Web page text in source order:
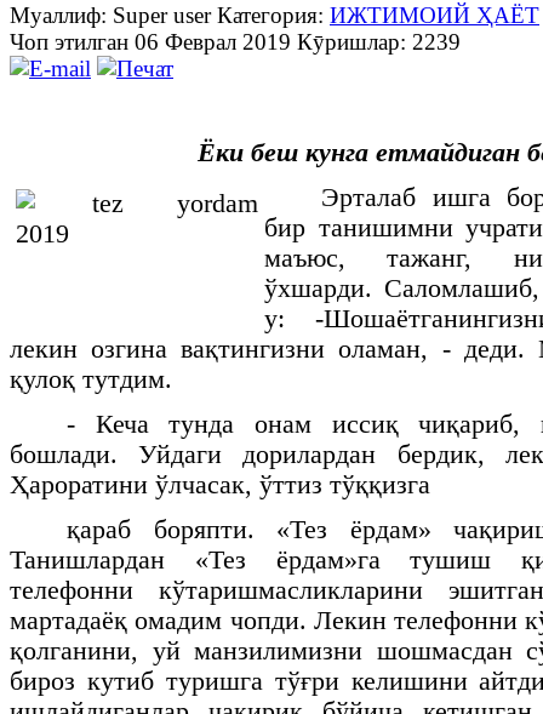
Муаллиф: Super userКатегория: ИЖТИМОИЙ ҲАЁТ
Чоп этилган 06 Феврал 2019 Кӯришлар: 2239
Ёки беш кунга етмайдиган
Эрталаб ишга
бир танишимни
маъюс, тажанг,
ўхшарди.
у: -
лекин озгина вақтингизни оламан, - деди.
қулоқ тутдим.
- Кеча тунда онам иссиқ чиқариб,
бошлади. Уйдаги дорилардан бердик,
Ҳароратини ўлчасак, ўттиз тўққизга
қараб боряпти. «Тез ёрдам»
Танишлардан «Тез ёрдам»га тушиш
телефонни кўтаришмасликларини
мартадаёқ омадим чопди. Лекин телефонни
қолганини, уй манзилимизни шошмасдан
бироз кутиб туришга тўғри келишини